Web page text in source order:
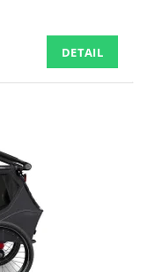
DETAIL